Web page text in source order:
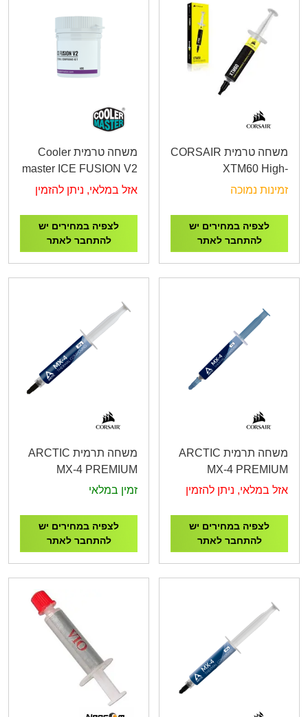
משחה טרמית CORSAIR
XTM60 High-
Performance Thermal
זמינות נמוכה
לצפיה במחירים יש
להתחבר לאתר
משחה טרמית Cooler
master ICE FUSION V2
40gr
אזל במלאי, ניתן להזמין
לצפיה במחירים יש
להתחבר לאתר
משחה תרמית ARCTIC
MX-4 PREMIUM
Performance Thermal
ACTCP00002B
אזל במלאי, ניתן להזמין
לצפיה במחירים יש
להתחבר לאתר
משחה תרמית ARCTIC
MX-4 PREMIUM
Performance Thermal
ACTCP00001B
זמין במלאי
לצפיה במחירים יש
להתחבר לאתר